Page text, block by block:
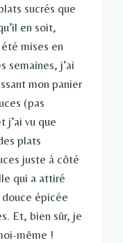
sucrés que
en soit,
mises en
semaines, j’ai
mon panier
(pas
j’ai vu que
plats
juste à côté
qui a attiré
épicée
Et, bien sûr, je
même !